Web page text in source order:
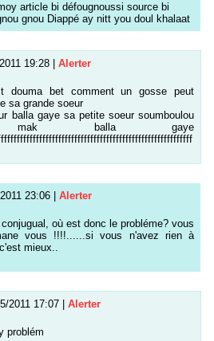
article bi défougnoussi source bi
gnou Diappé ay nitt you doul khalaat
19:28 Alerter
douma bet comment un gosse peut
sa grande soeur
balla gaye sa petite soeur soumboulou
balla gaye
23:06 Alerter
où est donc le probléme? vous
vous !!!!......si vous n'avez rien à
mieux..
2011 17:07 | Alerter
problém